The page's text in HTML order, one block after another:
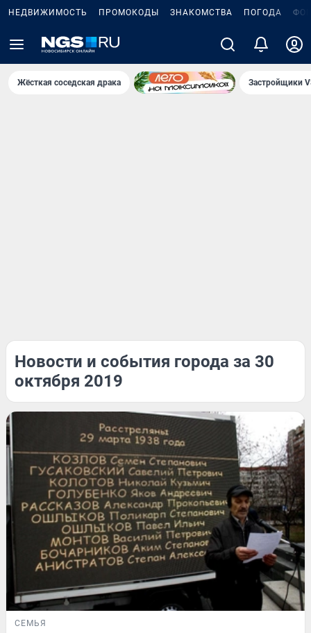
НЕДВИЖИМОСТЬ ПРОМОКОДЫ ЗНАКОМСТВА ПОГОДА
Жёсткая соседская драка Застройщики
Новости и события города за 30
октября 2019
СЕМЬЯ